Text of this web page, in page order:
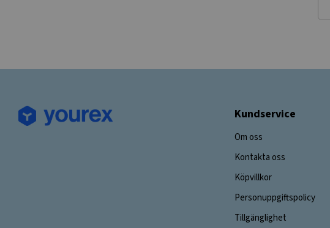
Kundservice
Om oss
Kontakta oss
Köpvillkor
Personuppgiftspolicy
Tillgänglighet